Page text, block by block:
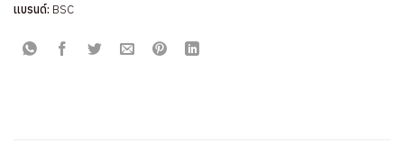
แบรนด์: BSC